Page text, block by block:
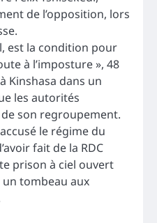
de l’opposition, lors
est la condition pour
à l’imposture », 48
Kinshasa dans un
les autorités
son regroupement.
le régime du
fait de la RDC
prison à ciel ouvert
tombeau aux